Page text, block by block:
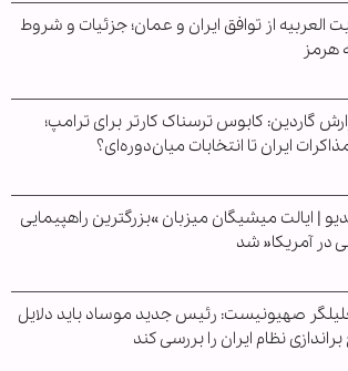
العربیه از توافق ایران و عمان؛ جزئیات و شروط
هرمز
گاردین: کابوس ترسناک کارتر برای ترامپ؛
ایران تا انتخابات میان‌دوره‌ای؟
| ایالت میشیگان میزبان »بزرگترین راهپیمایی
در آمریکا« شد
صهیونیست: رئیس جدید موساد باید دلایل
نظام ایران را بررسی کند